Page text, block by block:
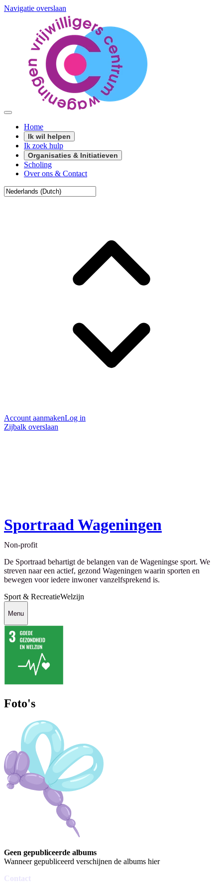
Navigatie overslaan
Home
Ik wil helpen
Ik zoek hulp
Organisaties & Initiatieven
Scholing
Over ons & Contact
Account aanmakenLog in
Zijbalk overslaan
Sportraad Wageningen
Non-profit
De Sportraad behartigt de belangen van de Wageningse sport. We
streven naar een actief, gezond Wageningen waarin sporten en
bewegen voor iedere inwoner vanzelfsprekend is.
Sport & RecreatieWelzijn
Menu
Foto's
Geen gepubliceerde albums
Wanneer gepubliceerd verschijnen de albums hier
Contact